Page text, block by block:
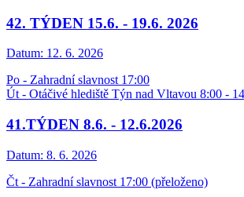
42. TÝDEN 15.6. - 19.6. 2026
Datum: 12. 6. 2026
Po - Zahradní slavnost 17:00
Út - Otáčivé hlediště Týn nad Vltavou 8:00 -
41.TÝDEN 8.6. - 12.6.2026
Datum: 8. 6. 2026
Čt - Zahradní slavnost 17:00 (přeloženo)